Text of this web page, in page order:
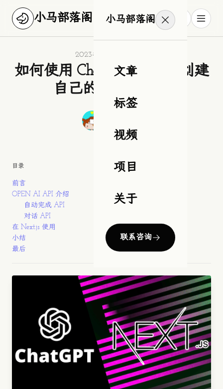
小马部落阁 小马部落阁
文章
标签
视频
项目
关于
联系咨询
2023年4月3日星期一
如何使用 ChatGPT 3.5 API 创建
自己的智能应用？
目录
前言
OPEN AI API 介绍
自动完成 API
对话 API
在 Next.js 使用
小结
最后